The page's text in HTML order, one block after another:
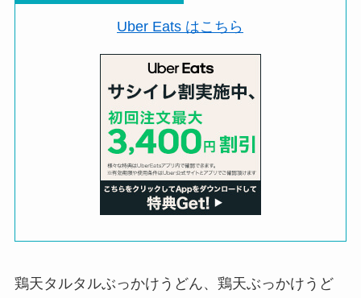
Uber Eats はこちら
鶏天タルタルぶっかけうどん、鶏天ぶっかけうど